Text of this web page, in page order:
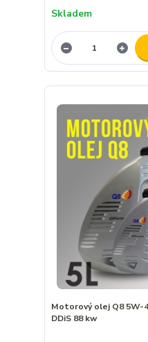
Skladem
Motorový olej Q8 5W-
DDiS 88 kw